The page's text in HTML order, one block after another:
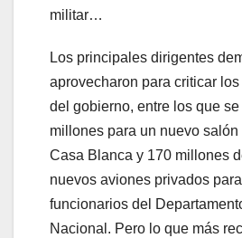
militar…
Los principales dirigentes
aprovecharon para criticar
del gobierno, entre los que
millones para un nuevo
Casa Blanca y 170 millones
nuevos aviones privados
funcionarios del
Nacional. Pero lo que más